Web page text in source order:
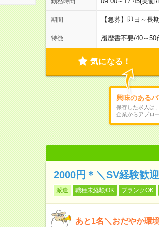
期間 【急募】即日～
特徴 履歴書不要/40～50
気になる！
興味のある
保存した求人は
企業からアプロ
2000円＊＼SV経験歓
派遣 職種未経験OK ブランクOK
あと1名＼おだやか環